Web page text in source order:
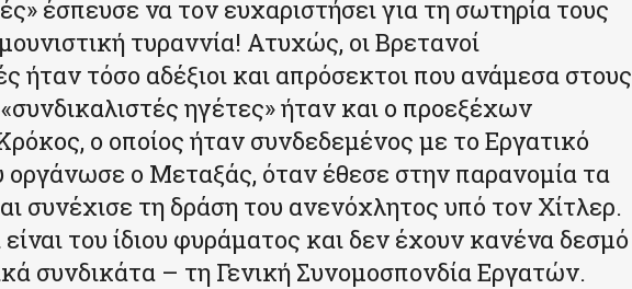
έσπευσε να τον ευχαριστήσει για τη σωτηρία τους
τυραννία! Ατυχώς, οι Βρετανοί
ήταν τόσο αδέξιοι και απρόσεκτοι που ανάμεσα στους
ηγέτες» ήταν και ο προεξέχων
ο οποίος ήταν συνδεδεμένος με το Εργατικό
ο Μεταξάς, όταν έθεσε στην παρανομία τα
συνέχισε τη δράση του ανενόχλητος υπό τον Χίτλερ.
είναι του ίδιου φυράματος και δεν έχουν κανένα δεσμό
συνδικάτα – τη Γενική Συνομοσπονδία Εργατών.